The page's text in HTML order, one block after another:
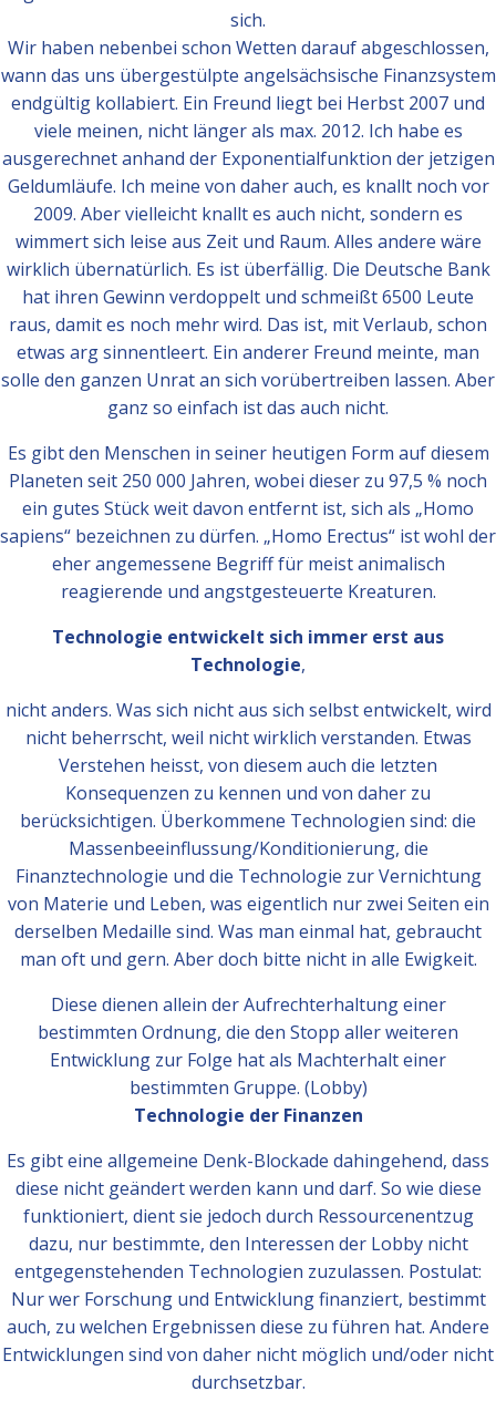
sich.
Wir haben nebenbei schon Wetten darauf abgeschlossen,
wann das uns übergestülpte angelsächsische Finanzsystem
endgültig kollabiert. Ein Freund liegt bei Herbst 2007 und
viele meinen, nicht länger als max. 2012. Ich habe es
ausgerechnet anhand der Exponentialfunktion der jetzigen
Geldumläufe. Ich meine von daher auch, es knallt noch vor
2009. Aber vielleicht knallt es auch nicht, sondern es
wimmert sich leise aus Zeit und Raum. Alles andere wäre
wirklich übernatürlich. Es ist überfällig. Die Deutsche Bank
hat ihren Gewinn verdoppelt und schmeißt 6500 Leute
raus, damit es noch mehr wird. Das ist, mit Verlaub, schon
etwas arg sinnentleert. Ein anderer Freund meinte, man
solle den ganzen Unrat an sich vorübertreiben lassen. Aber
ganz so einfach ist das auch nicht.
Es gibt den Menschen in seiner heutigen Form auf diesem
Planeten seit 250 000 Jahren, wobei dieser zu 97,5 % noch
ein gutes Stück weit davon entfernt ist, sich als „Homo
sapiens“ bezeichnen zu dürfen. „Homo Erectus“ ist wohl der
eher angemessene Begriff für meist animalisch
reagierende und angstgesteuerte Kreaturen.
Technologie entwickelt sich immer erst aus
Technologie,
nicht anders. Was sich nicht aus sich selbst entwickelt, wird
nicht beherrscht, weil nicht wirklich verstanden. Etwas
Verstehen heisst, von diesem auch die letzten
Konsequenzen zu kennen und von daher zu
berücksichtigen. Überkommene Technologien sind: die
Massenbeeinflussung/Konditionierung, die
Finanztechnologie und die Technologie zur Vernichtung
von Materie und Leben, was eigentlich nur zwei Seiten ein
derselben Medaille sind. Was man einmal hat, gebraucht
man oft und gern. Aber doch bitte nicht in alle Ewigkeit.
Diese dienen allein der Aufrechterhaltung einer
bestimmten Ordnung, die den Stopp aller weiteren
Entwicklung zur Folge hat als Machterhalt einer
bestimmten Gruppe. (Lobby)
Technologie der Finanzen
Es gibt eine allgemeine Denk-Blockade dahingehend, dass
diese nicht geändert werden kann und darf. So wie diese
funktioniert, dient sie jedoch durch Ressourcenentzug
dazu, nur bestimmte, den Interessen der Lobby nicht
entgegenstehenden Technologien zuzulassen. Postulat:
Nur wer Forschung und Entwicklung finanziert, bestimmt
auch, zu welchen Ergebnissen diese zu führen hat. Andere
Entwicklungen sind von daher nicht möglich und/oder nicht
durchsetzbar.